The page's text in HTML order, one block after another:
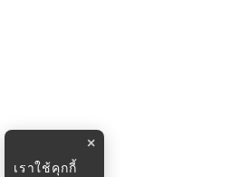
×
เราใช้คุกกี้